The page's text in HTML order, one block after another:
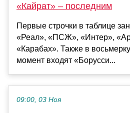
«Кайрат» – последним
Первые строчки в таблице
«Реал», «ПСЖ», «Интер»,
«Карабах». Также в
момент входят «Борусси...
09:00, 03 Ноя